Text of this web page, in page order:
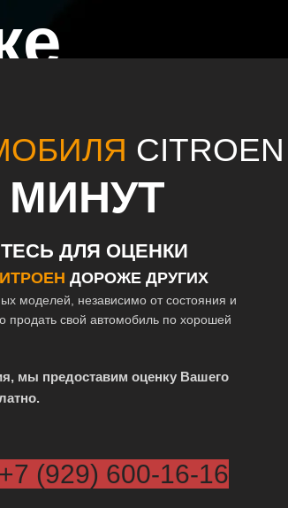
CITROEN
МИНУТ
ДЛЯ ОЦЕНКИ
ДОРОЖЕ ДРУГИХ
моделей, независимо от состояния и
продать свой автомобиль по хорошей
мы предоставим оценку Вашего
+7 (929) 600-16-16